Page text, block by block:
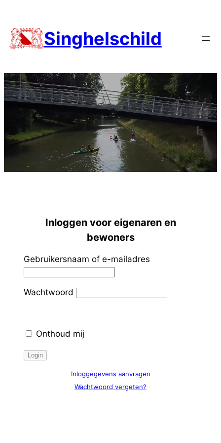
Singhelschild
Inloggen voor eigenaren en
bewoners
Gebruikersnaam of e-mailadres
Wachtwoord
Onthoud mij
Inloggegevens aanvragen
Wachtwoord vergeten?